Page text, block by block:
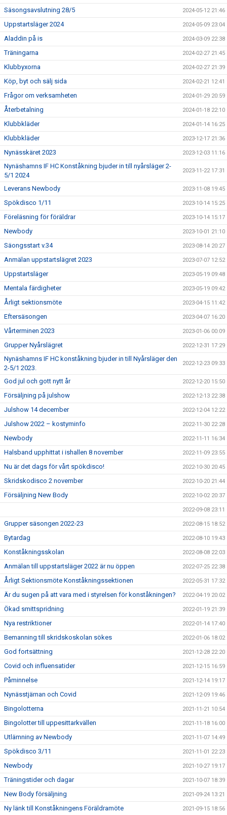
Säsongsavslutning 28/5 2024-05-12 21:46
Uppstartsläger 2024 2024-05-09 23:04
Aladdin på is 2024-03-09 22:38
Träningarna 2024-02-27 21:45
Klubbyxorna 2024-02-27 21:39
Köp, byt och sälj sida 2024-02-21 12:41
Frågor om verksamheten 2024-01-29 20:59
Återbetalning 2024-01-18 22:10
Klubbkläder 2024-01-14 16:25
Klubbkläder 2023-12-17 21:36
Nynässkäret 2023 2023-12-03 11:16
Nynäshamns IF HC Konståkning bjuder in till nyårsläger 2-
5/1 2024
2023-11-22 17:31
Leverans Newbody 2023-11-08 19:45
Spökdisco 1/11 2023-10-14 15:25
Föreläsning för föräldrar 2023-10-14 15:17
Newbody 2023-10-01 21:10
Säongsstart v.34 2023-08-14 20:27
Anmälan uppstartslägret 2023 2023-07-07 12:52
Uppstartsläger 2023-05-19 09:48
Mentala färdigheter 2023-05-19 09:42
Årligt sektionsmöte 2023-04-15 11:42
Eftersäsongen 2023-04-07 16:20
Vårterminen 2023 2023-01-06 00:09
Grupper Nyårslägret 2022-12-31 17:29
Nynäshamns IF HC konståkning bjuder in till Nyårsläger den
2-5/1 2023.
2022-12-23 09:33
God jul och gott nytt år 2022-12-20 15:50
Försäljning på julshow 2022-12-13 22:38
Julshow 14 december 2022-12-04 12:22
Julshow 2022 – kostyminfo 2022-11-30 22:28
Newbody 2022-11-11 16:34
Halsband upphittat i ishallen 8 november 2022-11-09 23:55
Nu är det dags för vårt spökdisco! 2022-10-30 20:45
Skridskodisco 2 november 2022-10-20 21:44
Försäljning New Body 2022-10-02 20:37
2022-09-08 23:11
Grupper säsongen 2022-23 2022-08-15 18:52
Bytardag 2022-08-10 19:43
Konståkningsskolan 2022-08-08 22:03
Anmälan till uppstartsläger 2022 är nu öppen 2022-07-25 22:38
Årligt Sektionsmöte Konståkningssektionen 2022-05-31 17:32
Är du sugen på att vara med i styrelsen för konståkningen? 2022-04-19 20:02
Ökad smittspridning 2022-01-19 21:39
Nya restriktioner 2022-01-14 17:40
Bemanning till skridskoskolan sökes 2022-01-06 18:02
God fortsättning 2021-12-28 22:20
Covid och influensatider 2021-12-15 16:59
Påminnelse 2021-12-14 19:17
Nynässtjärnan och Covid 2021-12-09 19:46
Bingolotterna 2021-11-21 10:54
Bingolotter till uppesittarkvällen 2021-11-18 16:00
Utlämning av Newbody 2021-11-07 14:49
Spökdisco 3/11 2021-11-01 22:23
Newbody 2021-10-27 19:17
Träningstider och dagar 2021-10-07 18:39
New Body försäljning 2021-09-24 13:21
Ny länk till Konståkningens Föräldramöte 2021-09-15 18:56